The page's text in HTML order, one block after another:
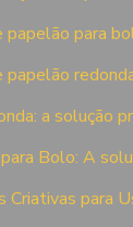
papelão para
papelão
a solução
Bolo: A
Criativas para